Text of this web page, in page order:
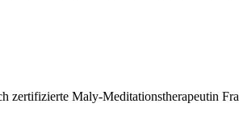
zertifizierte Maly-Meditationstherapeutin